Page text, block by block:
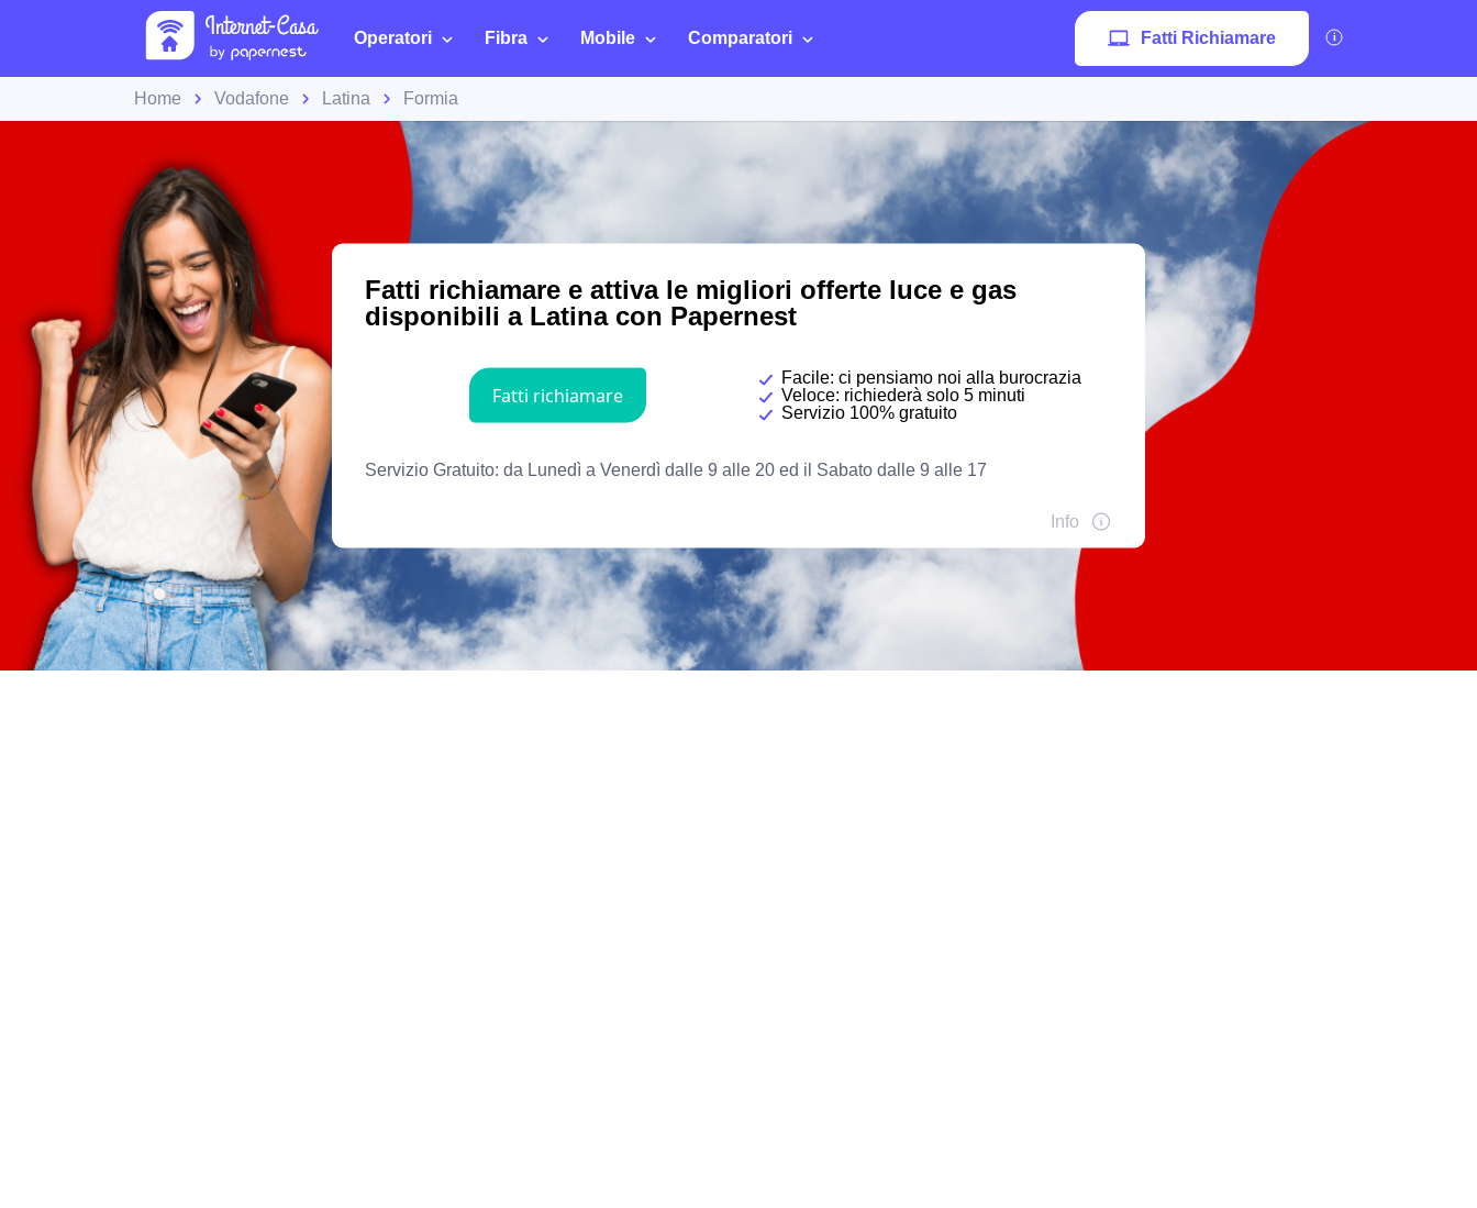
Operatori Fibra Mobile Comparatori Fatti Richiamare
Home Vodafone Latina Formia